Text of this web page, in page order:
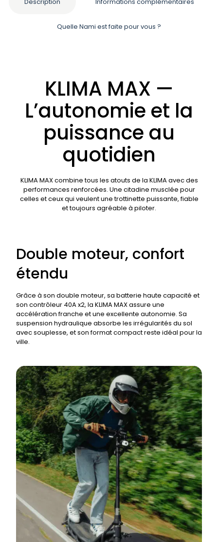
Quelle Nami est faite pour vous ?
KLIMA MAX —
L’autonomie et la
puissance au
quotidien
KLIMA MAX combine tous les atouts de la KLIMA avec des
performances renforcées. Une citadine musclée pour
celles et ceux qui veulent une trottinette puissante, fiable
et toujours agréable à piloter.
Double moteur, confort
étendu
Grâce à son double moteur, sa batterie haute capacité et
son contrôleur 40A x2, la KLIMA MAX assure une
accélération franche et une excellente autonomie. Sa
suspension hydraulique absorbe les irrégularités du sol
avec souplesse, et son format compact reste idéal pour la
ville.